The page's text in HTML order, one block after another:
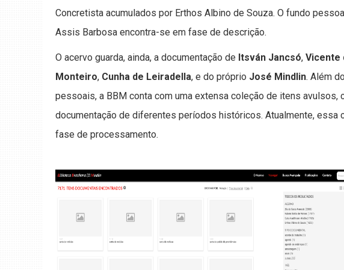
Concretista acumulados por Erthos Albino de Souza. O fundo
Assis Barbosa encontra-se em fase de descrição.
O acervo guarda, ainda, a documentação de Itsván Jancsó, Vicente
Monteiro, Cunha de Leiradella, e do próprio José Mindlin. Além
pessoais, a BBM conta com uma extensa coleção de itens avulsos,
documentação de diferentes períodos históricos. Atualmente, essa
fase de processamento.